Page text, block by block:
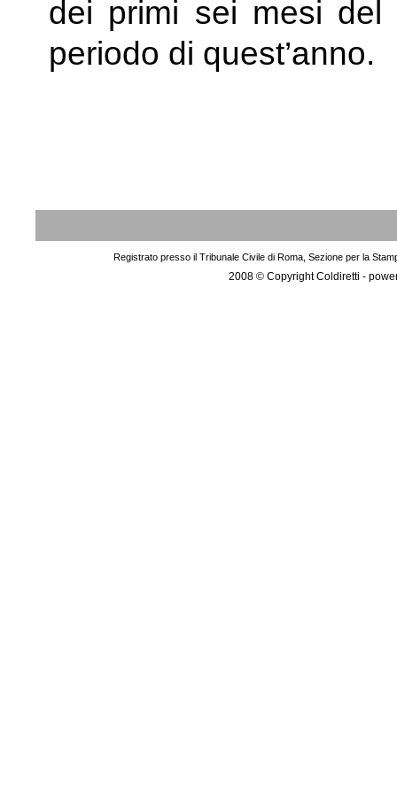
dei primi sei mesi
periodo di quest’anno.
Registrato presso il Tribunale Civile di Roma, Sezione per la
2008 © Copyright Coldiretti -